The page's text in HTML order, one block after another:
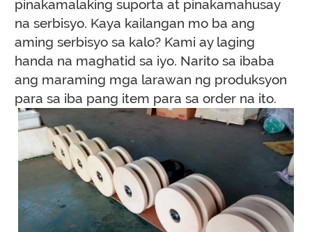
pinakamalaking suporta at pinakamahusay
na serbisyo. Kaya kailangan mo ba ang
aming serbisyo sa kalo? Kami ay laging
handa na maghatid sa iyo. Narito sa ibaba
ang maraming mga larawan ng produksyon
para sa iba pang item para sa order na ito.